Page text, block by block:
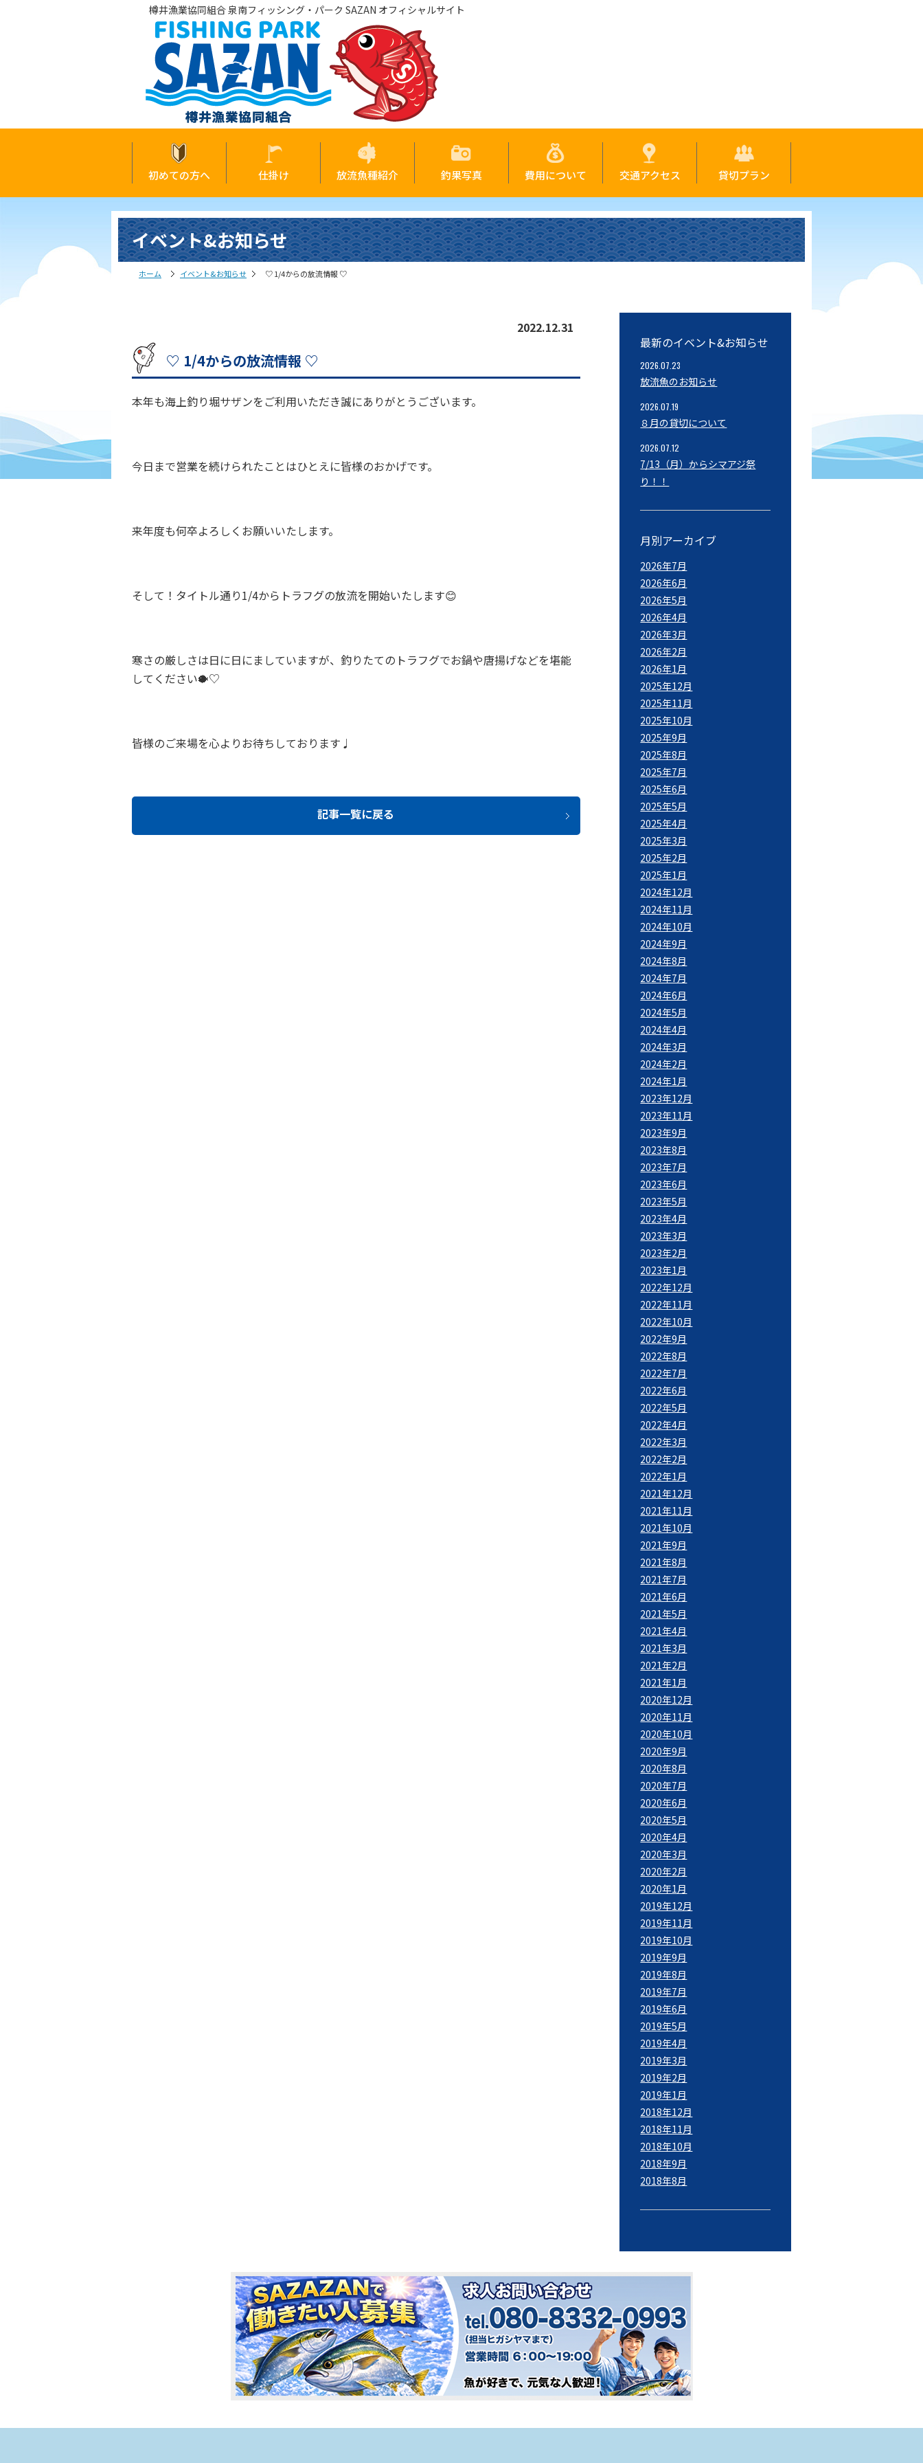
樽井漁業協同組合 泉南フィッシング・パーク SAZAN オフィシャルサイト
初めての方へ 仕掛け 放流魚種紹介 釣果写真 費用について 交通アクセス 貸切プラン
イベント&お知らせ
ホーム イベント&お知らせ ♡ 1/4からの放流情報 ♡
2022.12.31
♡ 1/4からの放流情報 ♡
本年も海上釣り堀サザンをご利用いただき誠にありがとうございます。
今日まで営業を続けられたことはひとえに皆様のおかげです。
来年度も何卒よろしくお願いいたします。
そして！タイトル通り1/4からトラフグの放流を開始いたします😊
寒さの厳しさは日に日にましていますが、釣りたてのトラフグでお鍋や唐揚げなどを堪能
してください🐡♡
皆様のご来場を心よりお待ちしております♩
記事一覧に戻る
最新のイベント&お知らせ
2026.07.23
放流魚のお知らせ
2026.07.19
８月の貸切について
2026.07.12
7/13（月）からシマアジ祭
り！！
月別アーカイブ
2026年7月
2026年6月
2026年5月
2026年4月
2026年3月
2026年2月
2026年1月
2025年12月
2025年11月
2025年10月
2025年9月
2025年8月
2025年7月
2025年6月
2025年5月
2025年4月
2025年3月
2025年2月
2025年1月
2024年12月
2024年11月
2024年10月
2024年9月
2024年8月
2024年7月
2024年6月
2024年5月
2024年4月
2024年3月
2024年2月
2024年1月
2023年12月
2023年11月
2023年9月
2023年8月
2023年7月
2023年6月
2023年5月
2023年4月
2023年3月
2023年2月
2023年1月
2022年12月
2022年11月
2022年10月
2022年9月
2022年8月
2022年7月
2022年6月
2022年5月
2022年4月
2022年3月
2022年2月
2022年1月
2021年12月
2021年11月
2021年10月
2021年9月
2021年8月
2021年7月
2021年6月
2021年5月
2021年4月
2021年3月
2021年2月
2021年1月
2020年12月
2020年11月
2020年10月
2020年9月
2020年8月
2020年7月
2020年6月
2020年5月
2020年4月
2020年3月
2020年2月
2020年1月
2019年12月
2019年11月
2019年10月
2019年9月
2019年8月
2019年7月
2019年6月
2019年5月
2019年4月
2019年3月
2019年2月
2019年1月
2018年12月
2018年11月
2018年10月
2018年9月
2018年8月